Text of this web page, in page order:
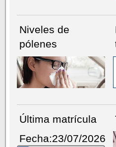
Niveles de
pólenes
Última matrícula
Fecha:23/07/2026